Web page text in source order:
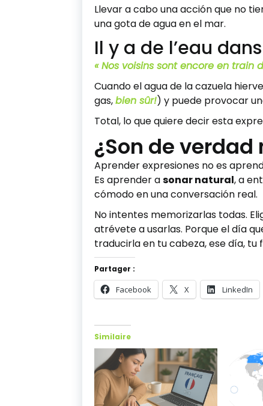
Llevar a cabo una acción que no
una gota de agua en el mar.
Il y a de l’eau
« Nos voisins sont encore en train
Cuando el agua de la cazuela
gas,bien sûr!) y puede provocar
Total, lo que quiere decir esta
¿Son de
Aprender expresiones no es
Es aprender asonar natural, a
cómodo en una conversación real.
No intentes memorizarlas todas.
atrévete a usarlas. Porque el día
traducirla en tu cabeza, ese día,
Partager :
Facebook X LinkedIn
Similaire